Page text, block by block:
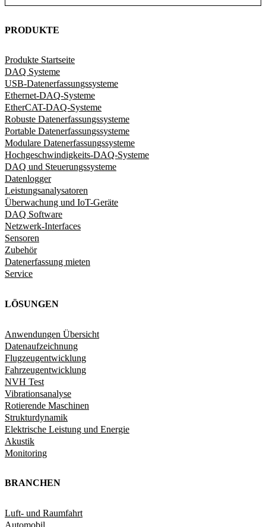
PRODUKTE
Produkte Startseite
DAQ Systeme
USB-Datenerfassungssysteme
Ethernet-DAQ-Systeme
EtherCAT-DAQ-Systeme
Robuste Datenerfassungssysteme
Portable Datenerfassungssysteme
Modulare Datenerfassungssysteme
Hochgeschwindigkeits-DAQ-Systeme
DAQ und Steuerungssysteme
Datenlogger
Leistungsanalysatoren
Überwachung und IoT-Geräte
DAQ Software
Netzwerk-Interfaces
Sensoren
Zubehör
Datenerfassung mieten
Service
LÖSUNGEN
Anwendungen Übersicht
Datenaufzeichnung
Flugzeugentwicklung
Fahrzeugentwicklung​
NVH Test
Vibrationsanalyse
Rotierende Maschinen
Strukturdynamik​
Elektrische Leistung und Energie​
Akustik
Monitoring
BRANCHEN
Luft- und Raumfahrt